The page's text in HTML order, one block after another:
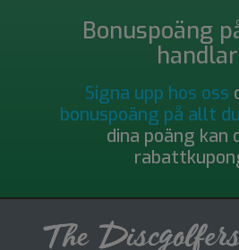
Bonuspoäng
Signa upp hos oss
bonuspoäng på allt
dina poäng kan